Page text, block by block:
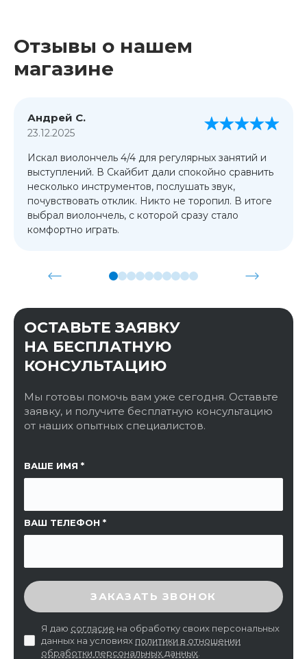
Отзывы о нашем
магазине
Андрей С.
23.12.2025
Искал виолончель 4/4 для регулярных занятий и
выступлений. В Скайбит дали спокойно сравнить
несколько инструментов, послушать звук,
почувствовать отклик. Никто не торопил. В итоге
выбрал виолончель, с которой сразу стало
комфортно играть.
ОСТАВЬТЕ ЗАЯВКУ
НА БЕСПЛАТНУЮ
КОНСУЛЬТАЦИЮ
Мы готовы помочь вам уже сегодня. Оставьте
заявку, и получите бесплатную консультацию
от наших опытных специалистов.
ВАШЕ ИМЯ
ВАШ ТЕЛЕФОН
ССЫЛКА НА СТРАНИЦУ
ВВЕДИТЕ ПРОВЕРОЧНЫЙ КОД
ЗАКАЗАТЬ ЗВОНОК
Я даю согласие на обработку своих персональных
данных на условиях политики в отношении
обработки персональных данных